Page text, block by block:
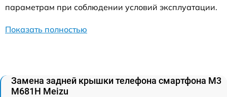
параметрам при соблюдении условий эксплуатации.
Показать полностью
Замена задней крышки телефона смартфона M3
M681H Meizu